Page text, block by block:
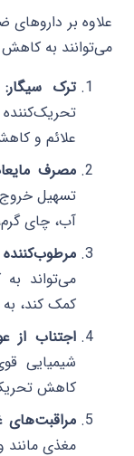
علاوه بر
می‌توانند به
ترک سیگار:
علائم و
مصرف
تسهیل
آب، چای
می‌تواند
کمک کند،
اجتناب از
شیمیایی
کاهش
مراقبت‌های